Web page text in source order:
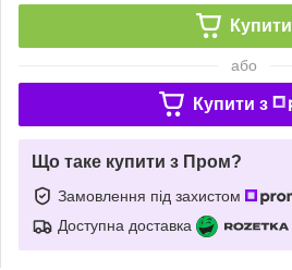
Купити
або
Купити з
Що таке купити з Пром?
Замовлення під захистом
Доступна доставка